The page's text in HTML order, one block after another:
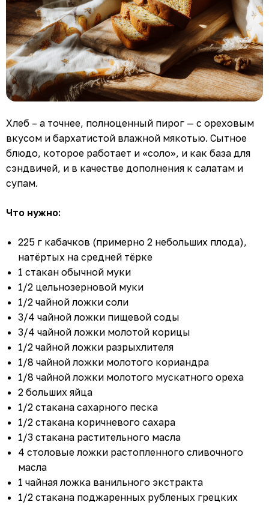
Хлеб – а точнее, полноценный пирог — с ореховым
вкусом и бархатистой влажной мякотью. Сытное
блюдо, которое работает и «соло», и как база для
сэндвичей, и в качестве дополнения к салатам и
супам.
Что нужно:
225 г кабачков (примерно 2 небольших плода),
натёртых на средней тёрке
1 стакан обычной муки
1/2 цельнозерновой муки
1/2 чайной ложки соли
3/4 чайной ложки пищевой соды
3/4 чайной ложки молотой корицы
1/2 чайной ложки разрыхлителя
1/8 чайной ложки молотого кориандра
1/8 чайной ложки молотого мускатного ореха
2 больших яйца
1/2 стакана сахарного песка
1/2 стакана коричневого сахара
1/3 стакана растительного масла
4 столовые ложки растопленного сливочного
масла
1 чайная ложка ванильного экстракта
1/2 стакана поджаренных рубленых грецких